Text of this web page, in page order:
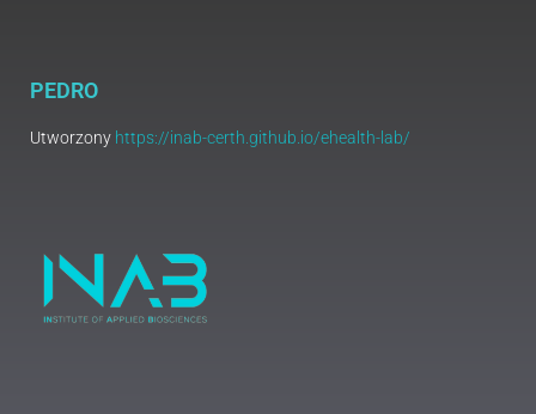
PEDRO
Utworzony https://inab-certh.github.io/ehealth-lab/